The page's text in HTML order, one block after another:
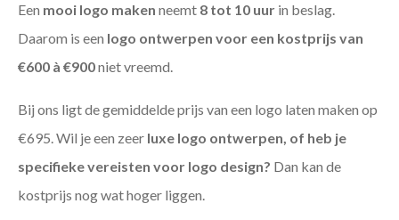
Een mooi logo maken neemt 8 tot 10 uur in beslag.
Daarom is een logo ontwerpen voor een kostprijs van
€600 à €900niet vreemd.
Bij ons ligt de gemiddelde prijs van een logo laten maken op
€695. Wil je een zeer luxe logo ontwerpen, of heb je
specifieke vereisten voor logo design? Dan kan de
kostprijs nog wat hoger liggen.